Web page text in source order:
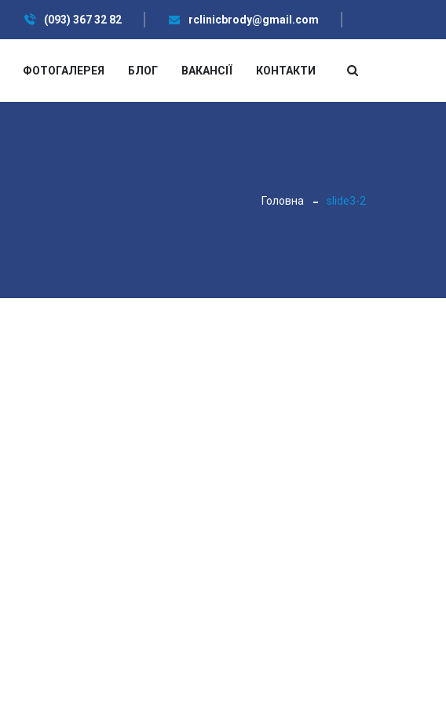
(093) 367 32 82 rclinicbrody@gmail.com
ФОТОГАЛЕРЕЯ БЛОГ ВАКАНСІЇ КОНТАКТИ
Головна slide3-2